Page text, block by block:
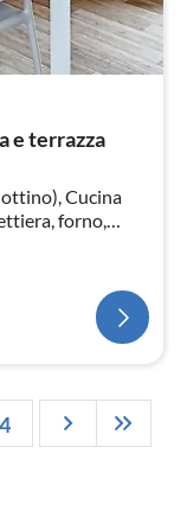
e terrazza
Cucina
forno,
congelatore,
4